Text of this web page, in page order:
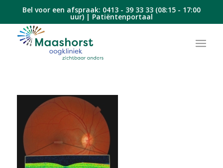
Bel voor een afspraak: 0413 - 39 33 33(08:15 - 17:00
uur) | Patiëntenportaal